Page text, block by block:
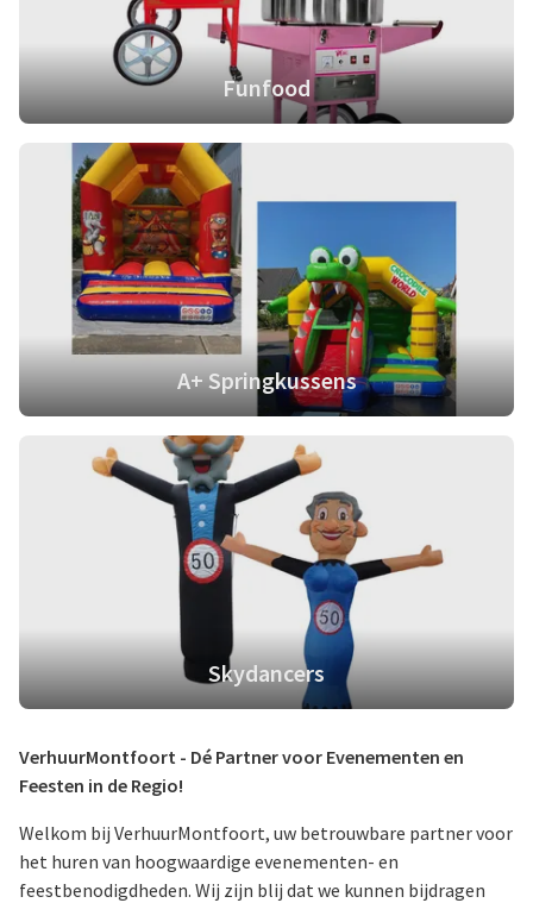
Funfood
A+ Springkussens
Skydancers
VerhuurMontfoort - Dé Partner voor Evenementen en
Feesten in de Regio!
Welkom bij VerhuurMontfoort, uw betrouwbare partner voor
het huren van hoogwaardige evenementen- en
feestbenodigdheden. Wij zijn blij dat we kunnen bijdragen